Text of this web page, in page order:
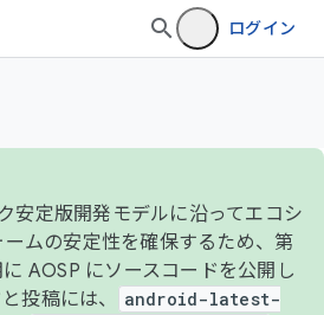
ログイン
安定版開発モデルに沿ってエコシ
ムの安定性を確保するため、第
AOSP にソースコードを公開し
投稿には、
android-latest-